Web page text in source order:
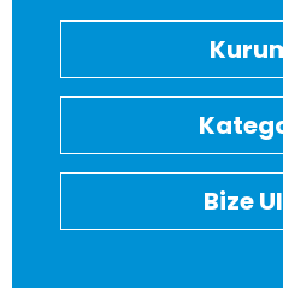
Bize